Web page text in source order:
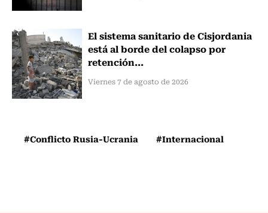
El sistema sanitario de Cisjordania
está al borde del colapso por
retención...
Viernes 7 de agosto de 2026
#Conflicto Rusia-Ucrania #Internacional